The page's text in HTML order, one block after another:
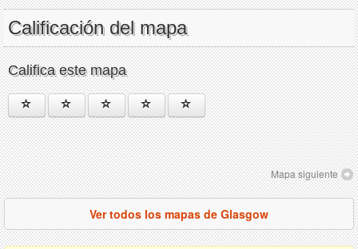
Calificación del mapa
Califica este mapa
Mapa siguiente
Ver todos los mapas de Glasgow